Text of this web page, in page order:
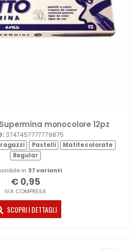
monocolore 12pz
3747457777779875
ragazzi Pastelli
Matite colorate
Regular
in 37 varianti
€ 0,95
IVA COMPRESA
SCOPRI I DETTAGLI